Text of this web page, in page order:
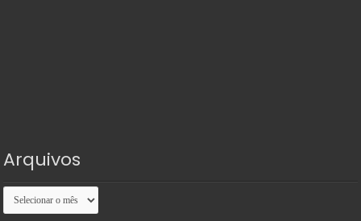
Arquivos
Arquivos